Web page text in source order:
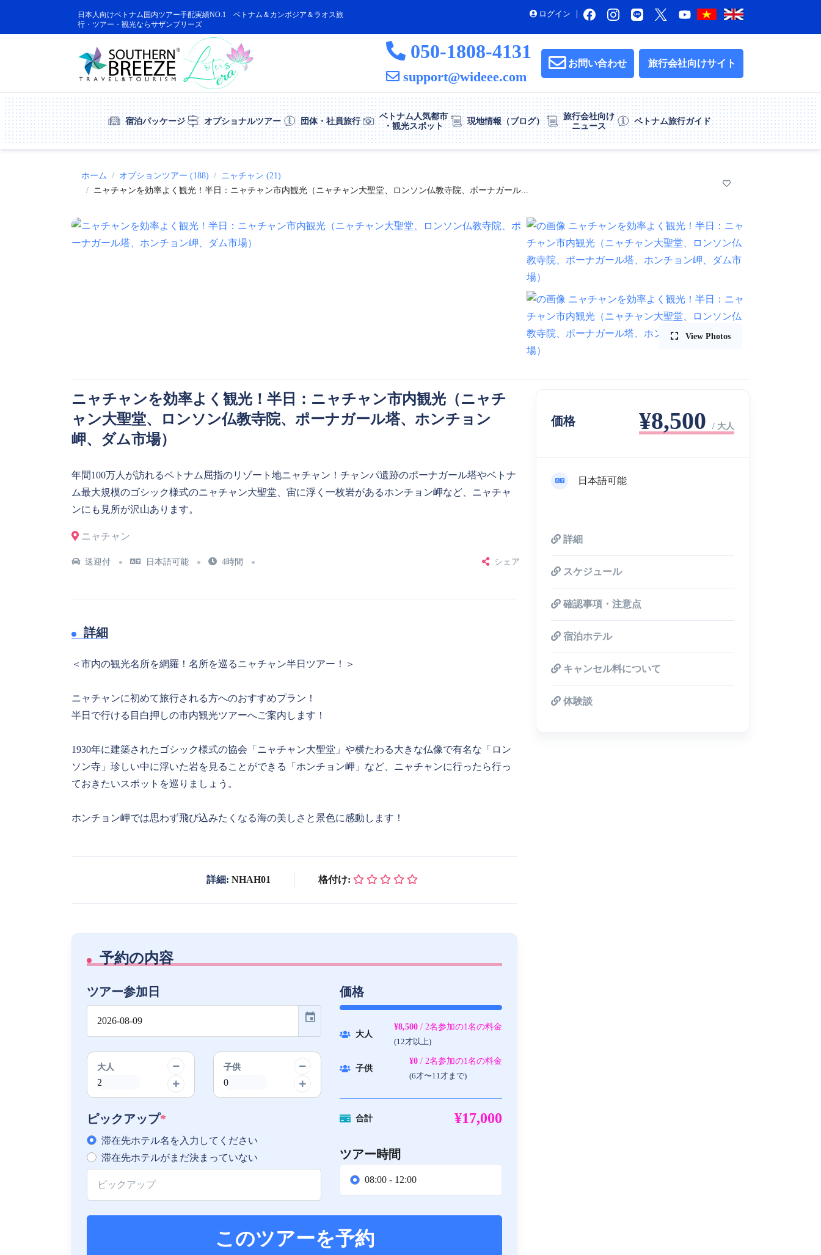
日本人向けベトナム国内ツアー手配実績NO.1 ベトナム＆カンボジア＆ラオス旅
行・ツアー・観光ならサザンブリーズ
ログイン
050-1808-4131
support@wideee.com
お問い合わせ 旅行会社向けサイト
宿泊パッケージ オプショナルツアー 団体・社員旅行
ベトナム人気都市
・観光スポット
現地情報（ブログ）
旅行会社向け
ニュース
ベトナム旅行ガイド
ホーム オプションツアー (188)
ニャチャン (21)
ニャチャンを効率よく観光！半日：ニャチャン市内観光（ニャチャン大聖堂、ロンソン仏教寺院、ポーナガール...
View Photos
ニャチャンを効率よく観光！半日：ニャチャン市内観光（ニャチ
ャン大聖堂、ロンソン仏教寺院、ポーナガール塔、ホンチョン
岬、ダム市場）
年間100万人が訪れるベトナム屈指のリゾート地ニャチャン！チャンパ遺跡のポーナガール塔やベトナ
ム最大規模のゴシック様式のニャチャン大聖堂、宙に浮く一枚岩があるホンチョン岬など、ニャチャ
ンにも見所が沢山あります。
ニャチャン
送迎付 日本語可能 4時間 シェア
詳細
＜市内の観光名所を網羅！名所を巡るニャチャン半日ツアー！＞
ニャチャンに初めて旅行される方へのおすすめプラン！
半日で行ける目白押しの市内観光ツアーへご案内します！
1930年に建築されたゴシック様式の協会「ニャチャン大聖堂」や横たわる大きな仏像で有名な「ロン
ソン寺」珍しい中に浮いた岩を見ることができる「ホンチョン岬」など、ニャチャンに行ったら行っ
ておきたいスポットを巡りましょう。
ホンチョン岬では思わず飛び込みたくなる海の美しさと景色に感動します！
詳細: NHAH01 格付け:
予約の内容
ツアー参加日
event
大人 子供
ピックアップ*
滞在先ホテル名を入力してください
滞在先ホテルがまだ決まっていない
価格
大人
¥8,500 / 2名参加の1名の料金
(12才以上)
子供
¥0 / 2名参加の1名の料金
(6才〜11才まで)
合計 ¥17,000
ツアー時間
08:00 - 12:00
このツアーを予約
価格 ¥8,500 / 大人
日本語可能
詳細
スケジュール
確認事項・注意点
宿泊ホテル
キャンセル料について
体験談